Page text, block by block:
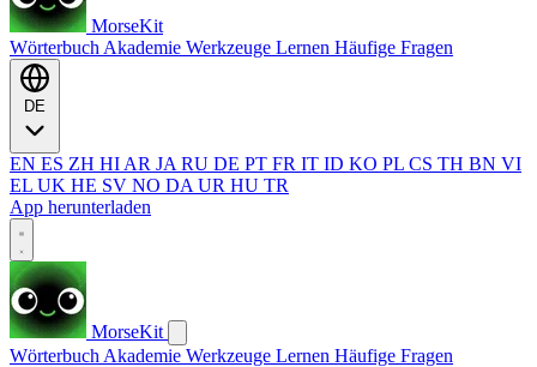
MorseKit
Wörterbuch Akademie Werkzeuge Lernen Häufige Fragen
EN ES ZH HI AR JA RU DE PT FR IT ID KO PL CS TH BN VI
EL UK HE SV NO DA UR HU TR
App herunterladen
MorseKit
Wörterbuch Akademie Werkzeuge Lernen Häufige Fragen